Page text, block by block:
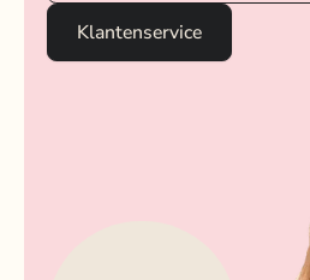
Klantenservice